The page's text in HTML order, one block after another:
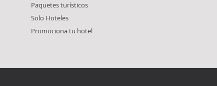
Paquetes turísticos
Solo Hoteles
Promociona tu hotel